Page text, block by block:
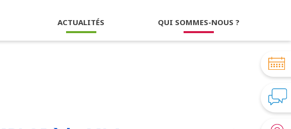
ACTUALITÉS QUI SOMMES-NOUS ?